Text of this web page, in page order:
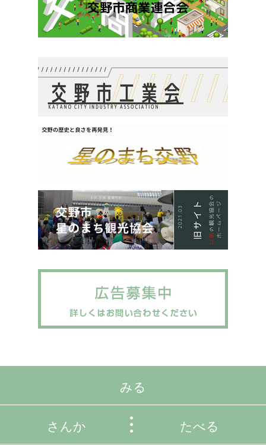
みる
さんか たべる